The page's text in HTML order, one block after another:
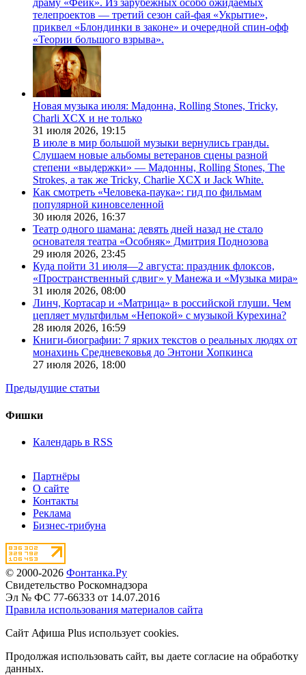
драму «Фейк». Из зарубежных особо ожидаемых
телепроектов — третий сезон сай-фая «Укрытие»,
приквел «Блондинки в законе» и очередной спин-офф
«Теории большого взрыва».
Новая музыка июля: Мадонна, Rolling Stones, Tricky,
Charli XCX и не только
31 июля 2026, 19:15
В июле в мир большой музыки вернулись гранды.
Слушаем новые альбомы ветеранов сцены разной
степени «выдержки» — Мадонны, Rolling Stones, The
Strokes, а так же Tricky, Charlie XCX и Jack White.
Как смотреть «Человека-паука»: гид по фильмам
популярной киновселенной
30 июля 2026, 16:37
Театр одного шамана: девять дней назад не стало
основателя театра «Особняк» Дмитрия Поднозова
29 июля 2026, 23:45
Куда пойти 31 июля—2 августа: праздник флоксов,
«Пространственный сдвиг» у Манежа и «Музыка мира»
31 июля 2026, 08:00
Линч, Кортасар и «Матрица» в российской глуши. Чем
цепляет мультфильм «Непокой» с музыкой Курехина?
28 июля 2026, 16:59
Книги-биографии: 7 ярких текстов о реальных людях от
монахинь Средневековья до Энтони Хопкинса
27 июля 2026, 18:00
Предыдущие статьи
Фишки
Календарь в RSS
Партнёры
О сайте
Контакты
Реклама
Бизнес-трибуна
© 2000-2026 Фонтанка.Ру
Свидетельство Роскомнадзора
Эл № ФС 77-66333 от 14.07.2016
Правила использования материалов сайта
Сайт Афиша Plus использует cookies.
Продолжая использовать сайт, вы даете согласие на обработку
данных.